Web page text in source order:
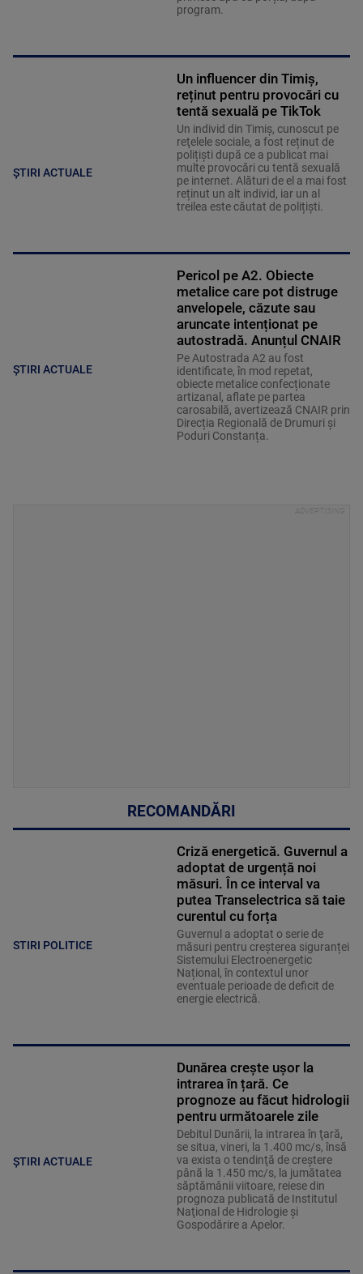
program.
ȘTIRI ACTUALE
Un influencer din Timiș,
reținut pentru provocări cu
tentă sexuală pe TikTok
Un individ din Timiș, cunoscut pe
reţelele sociale, a fost reținut de
polițiști după ce a publicat mai
multe provocări cu tentă sexuală
pe internet. Alături de el a mai fost
reținut un alt individ, iar un al
treilea este căutat de polițiști.
ȘTIRI ACTUALE
Pericol pe A2. Obiecte
metalice care pot distruge
anvelopele, căzute sau
aruncate intenționat pe
autostradă. Anunțul CNAIR
Pe Autostrada A2 au fost
identificate, în mod repetat,
obiecte metalice confecționate
artizanal, aflate pe partea
carosabilă, avertizează CNAIR prin
Direcția Regională de Drumuri și
Poduri Constanța.
RECOMANDĂRI
STIRI POLITICE
Criză energetică. Guvernul a
adoptat de urgență noi
măsuri. În ce interval va
putea Transelectrica să taie
curentul cu forța
Guvernul a adoptat o serie de
măsuri pentru creșterea siguranței
Sistemului Electroenergetic
Național, în contextul unor
eventuale perioade de deficit de
energie electrică.
ȘTIRI ACTUALE
Dunărea crește ușor la
intrarea în țară. Ce
prognoze au făcut hidrologii
pentru următoarele zile
Debitul Dunării, la intrarea în ţară,
se situa, vineri, la 1.400 mc/s, însă
va exista o tendinţă de creştere
până la 1.450 mc/s, la jumătatea
săptămânii viitoare, reiese din
prognoza publicată de Institutul
Naţional de Hidrologie şi
Gospodărire a Apelor.